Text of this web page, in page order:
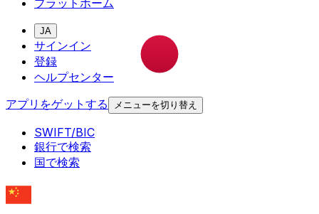
プラットホーム
JA
サインイン
登録
ヘルプセンター
アプリをゲットする
メニューを切り替え
SWIFT/BIC
銀行で検索
国で検索